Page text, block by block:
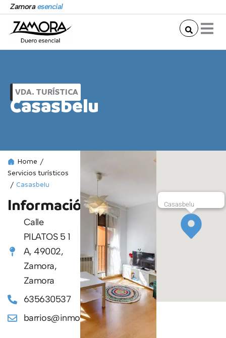
contenido
Zamoraesencial
VDA. TURÍSTICA
Casasbelu
Home /
Servicios turísticos
/ Casasbelu
Información
Calle
PILATOS 5 1
A, 49002,
Zamora,
Zamora
635630537
barrios@inmobarrios.com
Casasbelu